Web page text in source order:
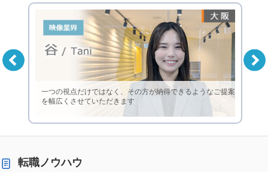
一つの視点だけではなく、その方が納得できるようなご提案
を幅広くさせていただきます
転職ノウハウ